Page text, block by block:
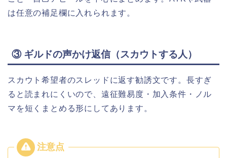
は任意の補足欄に入れられます。
③ ギルドの声かけ返信（スカウトする人）
スカウト希望者のスレッドに返す勧誘文です。長すぎ
ると読まれにくいので、遠征難易度・加入条件・ノル
マを短くまとめる形にしてあります。